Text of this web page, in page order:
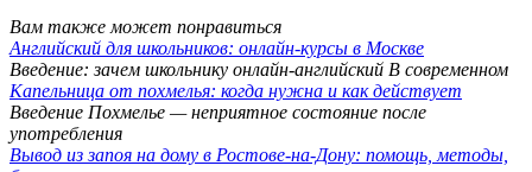
Вам также может понравиться
Английский для школьников: онлайн‑курсы в Москве
Введение: зачем школьнику онлайн‑английский В современном
Капельница от похмелья: когда нужна и как действует
Введение Похмелье — неприятное состояние после
употребления
Вывод из запоя на дому в Ростове-на-Дону: помощь, методы,